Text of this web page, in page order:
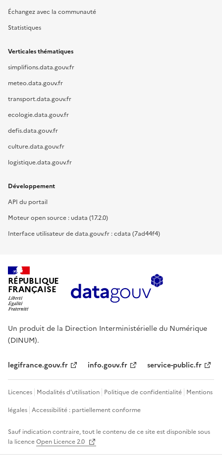
Échangez avec la communauté
Statistiques
Verticales thématiques
simplifions.data.gouv.fr
meteo.data.gouv.fr
transport.data.gouv.fr
ecologie.data.gouv.fr
defis.data.gouv.fr
culture.data.gouv.fr
logistique.data.gouv.fr
Développement
API du portail
Moteur open source : udata (17.2.0)
Interface utilisateur de data.gouv.fr : cdata (7ad44f4)
RÉPUBLIQUE
FRANÇAISE
Un produit de la Direction Interministérielle du Numérique
(DINUM).
legifrance.gouv.fr info.gouv.fr service-public.fr
Licences Modalités d'utilisation Politique de confidentialité Mentions
légales Accessibilité : partiellement conforme
Sauf indication contraire, tout le contenu de ce site est disponible sous
la licenceOpen Licence 2.0